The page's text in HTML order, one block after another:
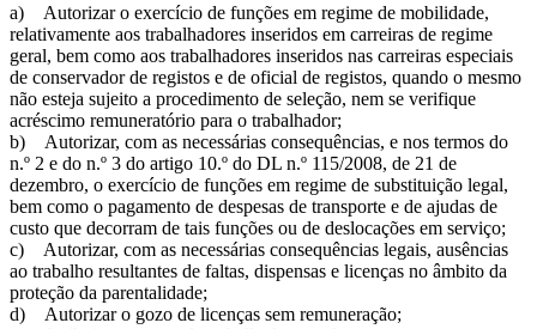
a) Autorizar o exercício de funções em regime de mobilidade,
relativamente aos trabalhadores inseridos em carreiras de regime
geral, bem como aos trabalhadores inseridos nas carreiras especiais
de conservador de registos e de oficial de registos, quando o mesmo
não esteja sujeito a procedimento de seleção, nem se verifique
acréscimo remuneratório para o trabalhador;
b) Autorizar, com as necessárias consequências, e nos termos do
n.º 2 e do n.º 3 do artigo 10.º do DL n.º 115/2008, de 21 de
dezembro, o exercício de funções em regime de substituição legal,
bem como o pagamento de despesas de transporte e de ajudas de
custo que decorram de tais funções ou de deslocações em serviço;
c) Autorizar, com as necessárias consequências legais, ausências
ao trabalho resultantes de faltas, dispensas e licenças no âmbito da
proteção da parentalidade;
d) Autorizar o gozo de licenças sem remuneração;